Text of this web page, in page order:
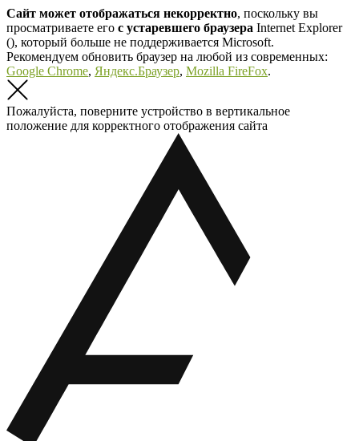
Сайт может отображаться некорректно, поскольку вы
просматриваете его с устаревшего браузера Internet Explorer
(), который больше не поддерживается Microsoft.
Рекомендуем обновить браузер на любой из современных:
Google Chrome, Яндекс.Браузер, Mozilla FireFox.
Пожалуйста, поверните устройство в вертикальное
положение для корректного отображения сайта